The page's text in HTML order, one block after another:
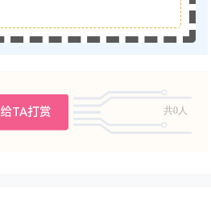
给TA打赏
共0人